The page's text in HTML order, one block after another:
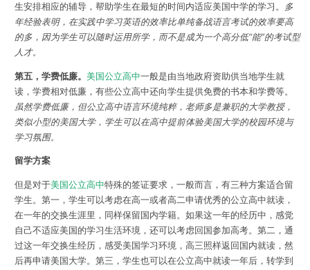
生安排相应的辅导，帮助学生在最短的时间内适应美国中学的学习。
多
年经验表明，在实践中学习英语的效率比单纯备战语言考试的效率要高
的多，因为学生可以随时运用所学，而不是成为一个高分低“能”的考试型
人才。
第五，学费低廉。 美国公立高中一般是由当地政府资助供当地学生就
读，学费相对低廉，有些公立高中还向学生提供免费的书本和学费等。
虽然学费低廉，但公立高中语言环境纯粹，老师多是兼职的大学教授，
类似小型的美国大学，学生可以在高中提前体验美国大学的校园环境与
学习氛围。
留学方案
但是对于美国公立高中特殊的签证要求，一般而言，有三种方案适合留
学生。第一，学生可以考虑在高一或者高二申请优秀的公立高中就读，
在一年的交换生涯里，同样保留国内学籍。如果这一年的经历中，感觉
自己不适应美国的学习生活环境，还可以考虑回国参加高考。第二，通
过这一年交换生经历，感受美国学习环境，高三照样返回国内就读，然
后再申请美国大学。第三，学生也可以在公立高中就读一年后，转学到